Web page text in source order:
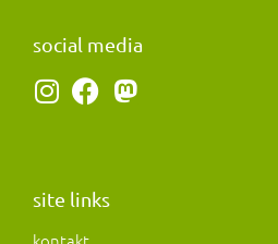
social media
I
a
F
b
M
site links